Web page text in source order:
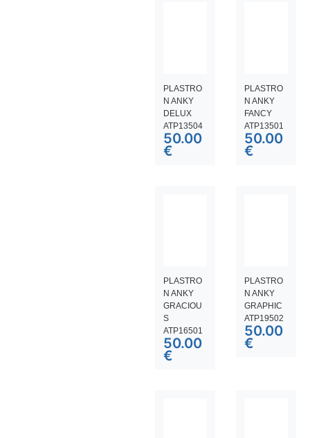
PLASTRO
N ANKY
DELUX
ATP13504
50.00
€
PLASTRO
N ANKY
FANCY
ATP13501
50.00
€
PLASTRO
N ANKY
GRACIOU
S
ATP16501
50.00
€
PLASTRO
N ANKY
GRAPHIC
ATP19502
50.00
€